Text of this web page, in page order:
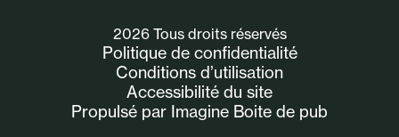
2026 Tous droits réservés
Politique de confidentialité
Conditions d’utilisation
Accessibilité du site
Propulsé par Imagine Boite de pub